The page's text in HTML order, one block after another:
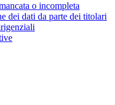
o incompleta
dei dati da parte dei titolari